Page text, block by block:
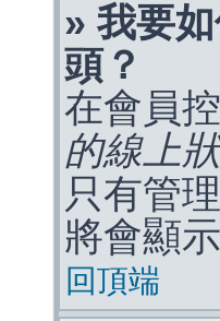
» 我要
頭？
在會員
的線上
只有管
將會顯
回頂端